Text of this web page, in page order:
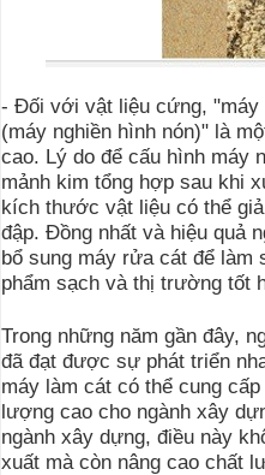
- Đối với vật liệu cứng, "máy
(máy nghiền hình nón)" là
cao. Lý do để cấu hình máy
mảnh kim tổng hợp sau khi
kích thước vật liệu có thể
đập. Đồng nhất và hiệu quả
bổ sung máy rửa cát để làm
phẩm sạch và thị trường tốt
Trong những năm gần đây,
đã đạt được sự phát triển
máy làm cát có thể cung
lượng cao cho ngành xây
ngành xây dựng, điều này
xuất mà còn nâng cao chất